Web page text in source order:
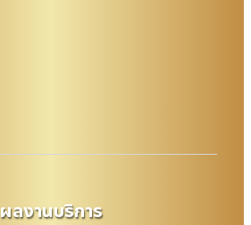
ผลงานบริการ